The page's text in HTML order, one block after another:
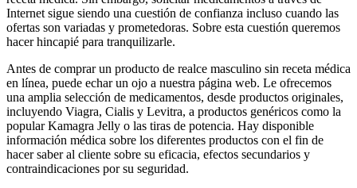
Internet sigue siendo una cuestión de confianza incluso cuando las
ofertas son variadas y prometedoras. Sobre esta cuestión queremos
hacer hincapié para tranquilizarle.
Antes de comprar un producto de realce masculino sin receta médica
en línea, puede echar un ojo a nuestra página web. Le ofrecemos
una amplia selección de medicamentos, desde productos originales,
incluyendo Viagra, Cialis y Levitra, a productos genéricos como la
popular Kamagra Jelly o las tiras de potencia. Hay disponible
información médica sobre los diferentes productos con el fin de
hacer saber al cliente sobre su eficacia, efectos secundarios y
contraindicaciones por su seguridad.